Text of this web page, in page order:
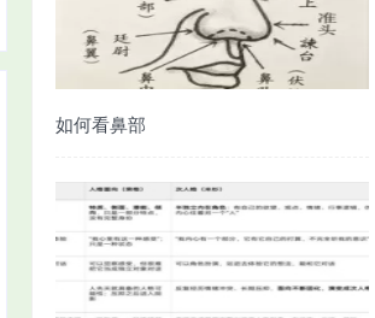
如何看鼻部